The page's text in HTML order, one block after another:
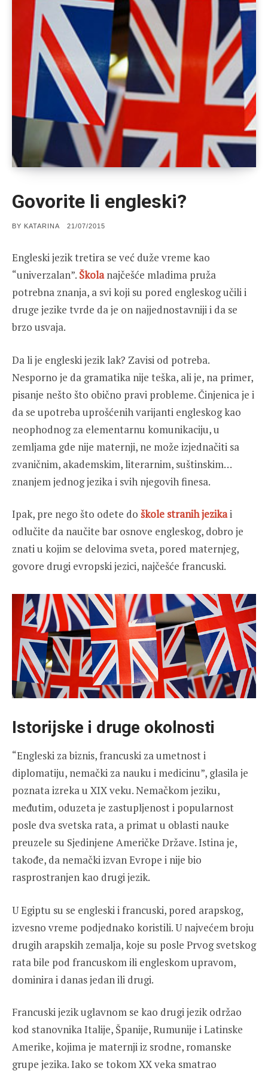
Govorite li engleski?
BY KATARINA
POSTED
21/07/2015
Engleski jezik tretira se već duže vreme kao
“univerzalan”. Školanajčešće mladima pruža
potrebna znanja, a svi koji su pored engleskog učili i
druge jezike tvrde da je on najjednostavniji i da se
brzo usvaja.
Da li je engleski jezik lak? Zavisi od potreba.
Nesporno je da gramatika nije teška, ali je, na primer,
pisanje nešto što obično pravi probleme. Činjenica je i
da se upotreba uprošćenih varijanti engleskog kao
neophodnog za elementarnu komunikaciju, u
zemljama gde nije maternji, ne može izjednačiti sa
zvaničnim, akademskim, literarnim, suštinskim…
znanjem jednog jezika i svih njegovih finesa.
Ipak, pre nego što odete do škole stranih jezikai
odlučite da naučite bar osnove engleskog, dobro je
znati u kojim se delovima sveta, pored maternjeg,
govore drugi evropski jezici, najčešće francuski.
Istorijske i druge okolnosti
“Engleski za biznis, francuski za umetnost i
diplomatiju, nemački za nauku i medicinu”, glasila je
poznata izreka u XIX veku. Nemačkom jeziku,
međutim, oduzeta je zastupljenost i popularnost
posle dva svetska rata, a primat u oblasti nauke
preuzele su Sjedinjene Američke Države. Istina je,
takođe, da nemački izvan Evrope i nije bio
rasprostranjen kao drugi jezik.
U Egiptu su se engleski i francuski, pored arapskog,
izvesno vreme podjednako koristili. U najvećem broju
drugih arapskih zemalja, koje su posle Prvog svetskog
rata bile pod francuskom ili engleskom upravom,
dominira i danas jedan ili drugi.
Francuski jezik uglavnom se kao drugi jezik održao
kod stanovnika Italije, Španije, Rumunije i Latinske
Amerike, kojima je maternji iz srodne, romanske
grupe jezika. Iako se tokom XX veka smatrao